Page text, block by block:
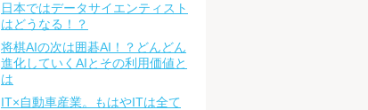
日本ではデータサイエンティスト
はどうなる！？
将棋AIの次は囲碁AI！？どんどん
進化していくAIとその利用価値と
は
IT×自動車産業。もはやITは全て